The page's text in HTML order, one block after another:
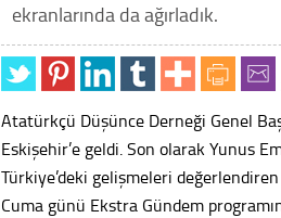
ekranlarında da ağırladık.
Atatürkçü Düşünce Derneği Genel
Eskişehir’e geldi. Son olarak Yunus
Türkiye’deki gelişmeleri
Cuma günü Ekstra Gündem